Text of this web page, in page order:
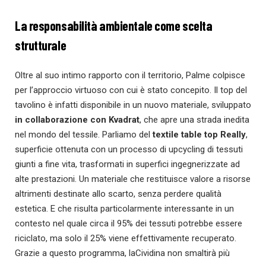
La responsabilità ambientale come scelta
strutturale
Oltre al suo intimo rapporto con il territorio, Palme colpisce
per l’approccio virtuoso con cui è stato concepito. Il top del
tavolino è infatti disponibile in un nuovo materiale, sviluppato
in collaborazione con Kvadrat, che apre una strada inedita
nel mondo del tessile. Parliamo deltextile table top Really,
superficie ottenuta con un processo di upcycling di tessuti
giunti a fine vita, trasformati in superfici ingegnerizzate ad
alte prestazioni. Un materiale che restituisce valore a risorse
altrimenti destinate allo scarto, senza perdere qualità
estetica. E che risulta particolarmente interessante in un
contesto nel quale circa il 95% dei tessuti potrebbe essere
riciclato, ma solo il 25% viene effettivamente recuperato.
Grazie a questo programma, laCividina non smaltirà più